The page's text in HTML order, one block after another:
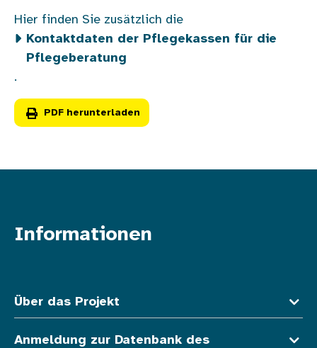
Hier finden Sie zusätzlich die
Kontaktdaten der Pflegekassen für die
Pflegeberatung
.
PDF herunterladen
Informationen
Über das Projekt
Anmeldung zur Datenbank des